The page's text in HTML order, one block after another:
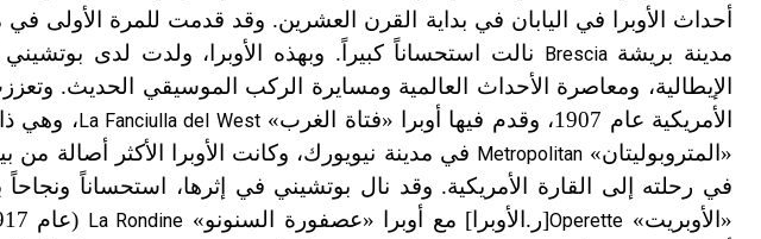
أحداث الأوبرا في اليابان في بداية القرن العشرين. وقد قدمت للمرة الأولى
مدينة بريشةBrescia نالت استحساناً كبيراً. وبهذه الأوبرا، ولدت لدى
الإيطالية، ومعاصرة الأحداث العالمية ومسايرة الركب الموسيقي الحديث.
الأمريكية عام 1907، وقدم فيها أوبرا «فتاة الغرب»
La Fanciulla del West
«المتروبوليتان»Metropolitan في مدينة نيويورك، وكانت الأوبرا الأكثر أصالة
في رحلته إلى القارة الأمريكية. وقد نال بوتشيني في إثرها، استحساناً
«الأوبريت» Operette[ر.الأوبرا] مع أوبرا «عصفورة السنونو» La Rondine